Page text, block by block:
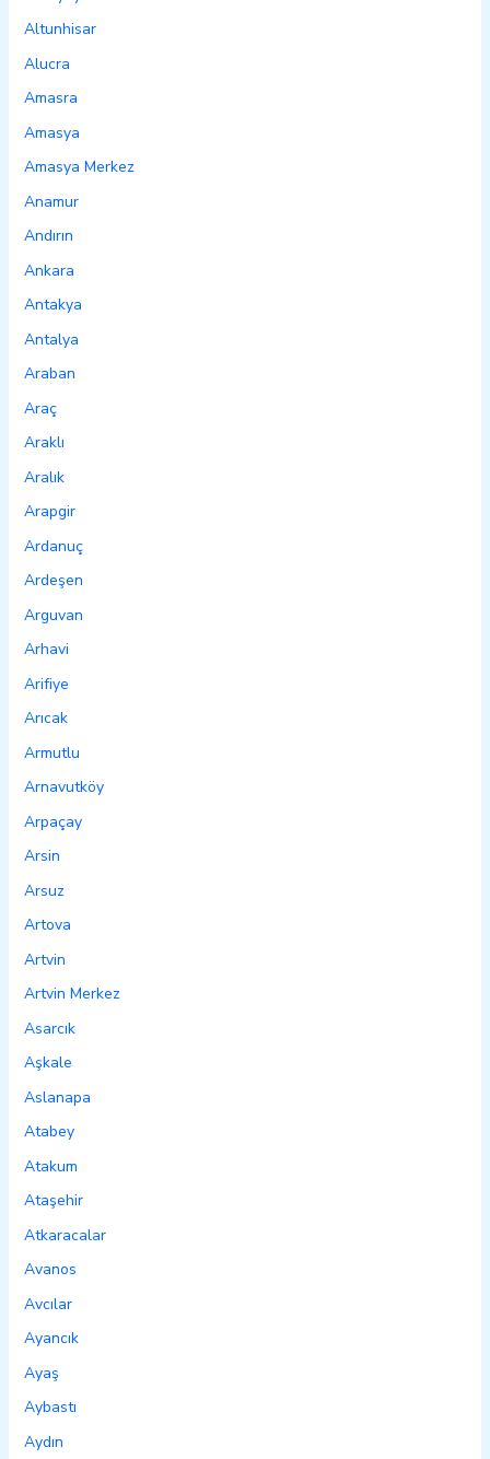
Altunhisar
Alucra
Amasra
Amasya
Amasya Merkez
Anamur
Andırın
Ankara
Antakya
Antalya
Araban
Araç
Araklı
Aralık
Arapgir
Ardanuç
Ardeşen
Arguvan
Arhavi
Arifiye
Arıcak
Armutlu
Arnavutköy
Arpaçay
Arsin
Arsuz
Artova
Artvin
Artvin Merkez
Asarcık
Aşkale
Aslanapa
Atabey
Atakum
Ataşehir
Atkaracalar
Avanos
Avcılar
Ayancık
Ayaş
Aybastı
Aydın